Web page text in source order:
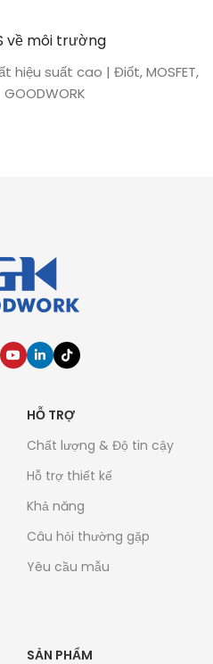
về môi trường
hiệu suất cao | Điốt, MOSFET,
HỖ TRỢ
Chất lượng & Độ tin cậy
Hỗ trợ thiết kế
Khả năng
Câu hỏi thường gặp
Yêu cầu mẫu
SẢN PHẨM